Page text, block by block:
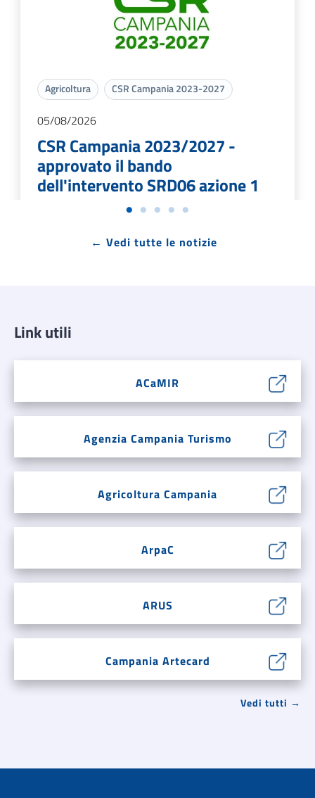
Agricoltura CSR Campania 2023-2027
05/08/2026
CSR Campania 2023/2027 -
approvato il bando
dell'intervento SRD06 azione 1
derivanti da calamità naturali, eventi climatici
← Vedi tutte le notizie
Link utili
ACaMIR
Agenzia Campania Turismo
Agricoltura Campania
ArpaC
ARUS
Campania Artecard
Vedi tutti →